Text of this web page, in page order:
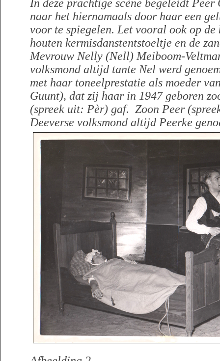
In deze prachtige scène begeleidt
naar het hiernamaals door haar een
voor te spiegelen. Let vooral ook op
houten kermisdanstentstoeltje en de
Mevrouw Nelly (Nell) Meiboom-
volksmond altijd tante Nel werd
met haar toneelprestatie als moeder
Guunt), dat zij haar in 1947 geboren
(spreek uit: Pèr) gaf. Zoon Peer
Deeverse volksmond altijd Peerke